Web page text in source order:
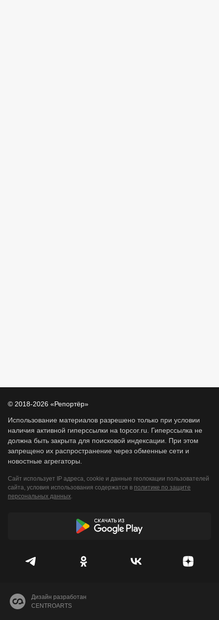
© 2018-2026 «Репортёр»
Использование материалов разрешено только при условии
наличия активной гиперссылки на topcor.ru. Гиперссылка не
должна быть закрыта для поисковой индексации. При этом
запрещено их распространение через обменные сети и
новостные агрегаторы.
Сайт использует IP адреса, cookie и данные геолокации пользователей
сайта, условия использования содержатся в политике по защите
персональных данных.
Дизайн разработан
CENTROARTS